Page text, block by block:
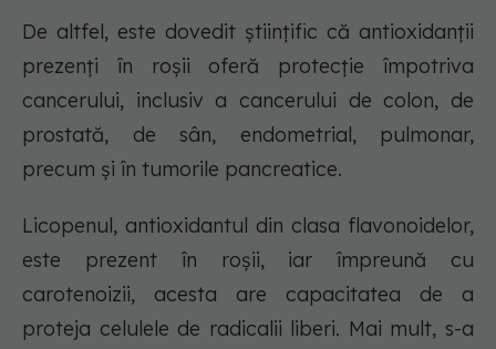
De altfel, este dovedit științific că antioxidanții
prezenți în roșii oferă protecție împotriva
cancerului, inclusiv a cancerului de colon, de
prostată, de sân, endometrial, pulmonar,
precum și în tumorile pancreatice.
Licopenul, antioxidantul din clasa flavonoidelor,
este prezent în roșii, iar împreună cu
carotenoizii, acesta are capacitatea de a
proteja celulele de radicalii liberi. Mai mult, s-a